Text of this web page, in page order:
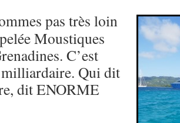
pas très loin
Moustiques
C’est
Qui dit
dit ENORME